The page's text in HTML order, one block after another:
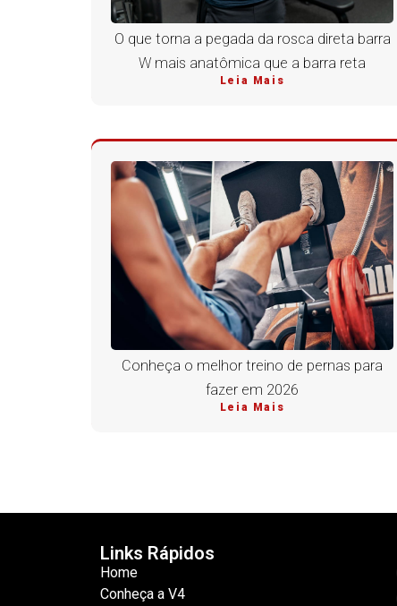
O que torna a pegada da rosca direta barra
W mais anatômica que a barra reta
Leia Mais
Conheça o melhor treino de pernas para
fazer em 2026
Leia Mais
Links Rápidos
Home
Conheça a V4